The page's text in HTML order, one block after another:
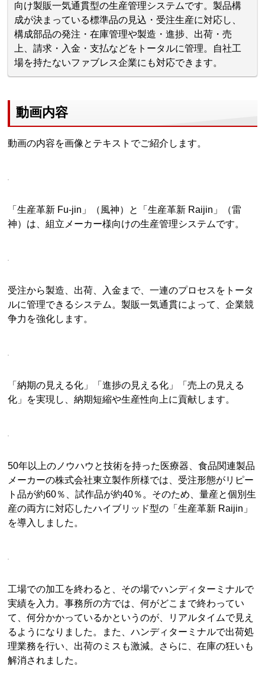
向け製販一気通貫型の生産管理システムです。製品構
成が決まっている標準品の見込・受注生産に対応し、
構成部品の発注・在庫管理や製造・進捗、出荷・売
上、請求・入金・支払などをトータルに管理。自社工
場を持たないファブレス企業にも対応できます。
動画内容
動画の内容を画像とテキストでご紹介します。
「生産革新 Fu-jin」（風神）と「生産革新 Raijin」（雷
神）は、組立メーカー様向けの生産管理システムです。
受注から製造、出荷、入金まで、一連のプロセスをトータ
ルに管理できるシステム。製販一気通貫によって、企業競
争力を強化します。
「納期の見える化」「進捗の見える化」「売上の見える
化」を実現し、納期短縮や生産性向上に貢献します。
50年以上のノウハウと技術を持った医療器、食品関連製品
メーカーの株式会社東立製作所様では、受注形態がリピー
ト品が約60％、試作品が約40％。そのため、量産と個別生
産の両方に対応したハイブリッド型の「生産革新 Raijin」
を導入しました。
工場での加工を終わると、その場でハンディターミナルで
実績を入力。事務所の方では、何がどこまで終わってい
て、何分かかっているかというのが、リアルタイムで見え
るようになりました。また、ハンディターミナルで出荷処
理業務を行い、出荷のミスも激減。さらに、在庫の狂いも
解消されました。